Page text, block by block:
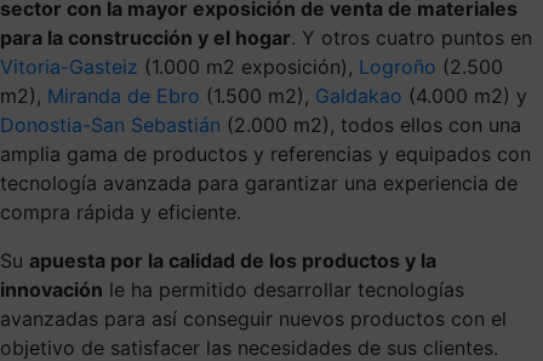
sector con la mayor exposición de venta de materiales
para la construcción y el hogar. Y otros cuatro puntos en
Vitoria-Gasteiz (1.000 m2 exposición), Logroño (2.500
m2), Miranda de Ebro (1.500 m2), Galdakao (4.000 m2) y
Donostia-San Sebastián (2.000 m2), todos ellos con una
amplia gama de productos y referencias y equipados con
tecnología avanzada para garantizar una experiencia de
compra rápida y eficiente.
Su apuesta por la calidad de los productos y la
innovación le ha permitido desarrollar tecnologías
avanzadas para así conseguir nuevos productos con el
objetivo de satisfacer las necesidades de sus clientes.